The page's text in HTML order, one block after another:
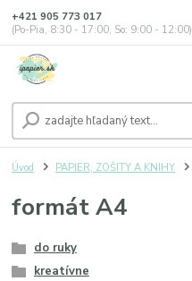
+421 905 773 017
(Po-Pia, 8:30 - 17:00, So: 9:00 - 12:00)
Úvod PAPIER, ZOŠITY A KNIHY
formát A4
do ruky
kreatívne